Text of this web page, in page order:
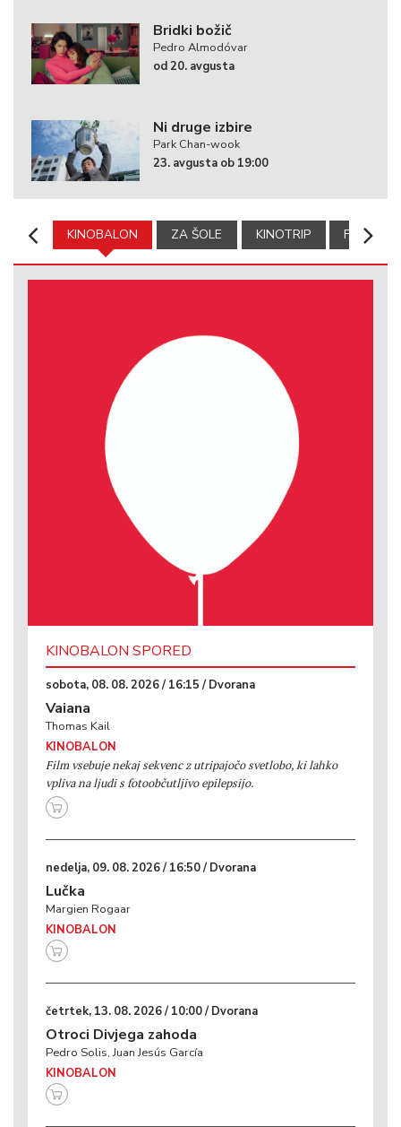
Bridki božič
Pedro Almodóvar
od 20. avgusta
Ni druge izbire
Park Chan-wook
23. avgusta ob 19:00
KINOBALON ZA ŠOLE KINOTRIP FILMSKA
KINOBALON SPORED
sobota, 08. 08. 2026 / 16:15 / Dvorana
Vaiana
Thomas Kail
KINOBALON
Film vsebuje nekaj sekvenc z utripajočo svetlobo, ki lahko
vpliva na ljudi s fotoobčutljivo epilepsijo.
nedelja, 09. 08. 2026 / 16:50 / Dvorana
Lučka
Margien Rogaar
KINOBALON
četrtek, 13. 08. 2026 / 10:00 / Dvorana
Otroci Divjega zahoda
Pedro Solis, Juan Jesús García
KINOBALON